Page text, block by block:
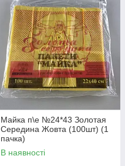
Майка п\е №24*43 Золотая
Середина Жовта (100шт) (1
пачка)
В наявності